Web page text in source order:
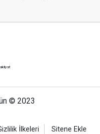
© 2023
İlkeleri Sitene Ekle